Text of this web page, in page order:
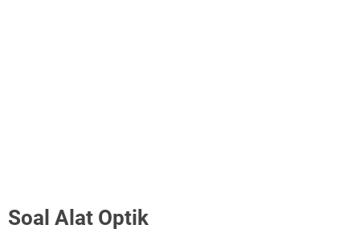
Soal Alat Optik